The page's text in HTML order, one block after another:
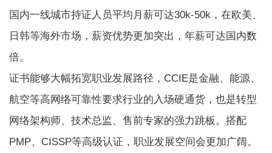
国内一线城市持证人员平均月薪可达30k-50k，在欧美、
日韩等海外市场，薪资优势更加突出，年薪可达国内数
倍。
证书能够大幅拓宽职业发展路径，CCIE是金融、能源、
航空等高网络可靠性要求行业的入场硬通货，也是转型
网络架构师、技术总监、售前专家的强力跳板。搭配
PMP、CISSP等高级认证，职业发展空间会更加广阔。